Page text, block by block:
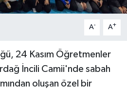
A- A+
24 Kasım Öğretmenler
İncili Camii'nde sabah
oluşan özel bir